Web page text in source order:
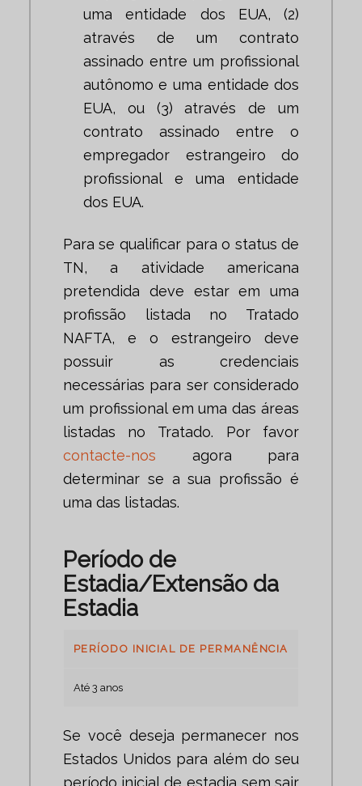
uma entidade dos EUA, (2)
através de um contrato
assinado entre um profissional
autônomo e uma entidade dos
EUA, ou (3) através de um
contrato assinado entre o
empregador estrangeiro do
profissional e uma entidade
dos EUA.
Para se qualificar para o status de
TN, a atividade americana
pretendida deve estar em uma
profissão listada no Tratado
NAFTA, e o estrangeiro deve
possuir as credenciais
necessárias para ser considerado
um profissional em uma das áreas
listadas no Tratado. Por favor
contacte-nos agora para
determinar se a sua profissão é
uma das listadas.
Período de
Estadia/Extensão da
Estadia
PERÍODO INICIAL DE PERMANÊNCIA
Até 3 anos
Se você deseja permanecer nos
Estados Unidos para além do seu
período inicial de estadia sem sair